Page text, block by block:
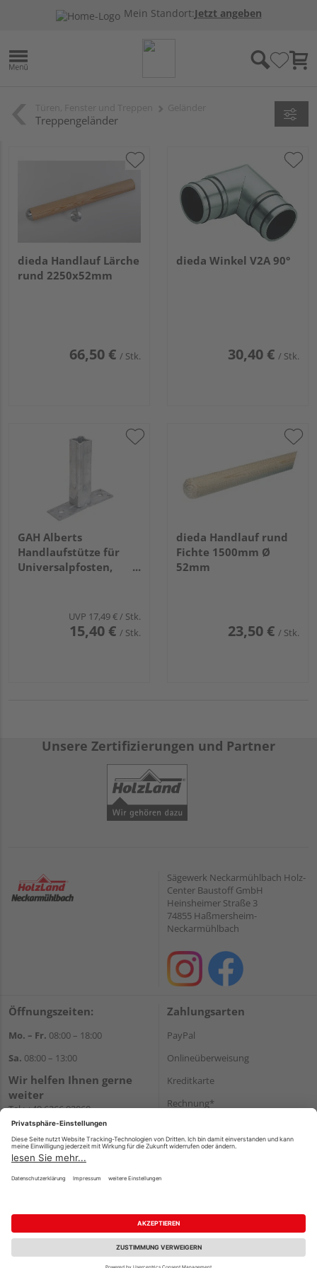
Mein Standort:Jetzt angeben
Treppengeländer
dieda Handlauf Lärche
rund 2250x52mm
66,50 € / Stk.
dieda Winkel V2A 90°
30,40 € / Stk.
GAH Alberts
Handlaufstütze für
Universalpfosten,
UVP 17,49 €/ Stk.
15,40 € / Stk.
dieda Handlauf rund
Fichte 1500mm Ø
52mm
23,50 € / Stk.
Unsere Zertifizierungen und Partner
Sägewerk Neckarmühlbach Holz-
Center Baustoff GmbH
Heinsheimer Straße 3
74855 Haßmersheim-
Neckarmühlbach
Öffnungszeiten:
Mo. – Fr. 08:00 – 18:00
Sa. 08:00 – 13:00
Wir helfen Ihnen gerne
weiter
Tel.:+49 6266 92060
E-Mail:shop@holzcenter-shop.de
Zahlungsarten
PayPal
Onlineüberweisung
Kreditkarte
Rechnung*
Versand
Impressum AGB Widerruf
Datenschutz
Reservierungsbedingungen
Vertrag widerrufen